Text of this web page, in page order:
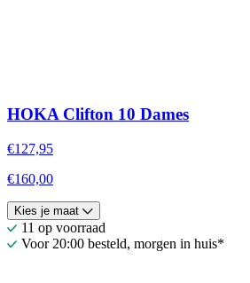
HOKA Clifton 10 Dames
€127,95
€160,00
Kies je maat
11 op voorraad
Voor 20:00 besteld, morgen in huis*